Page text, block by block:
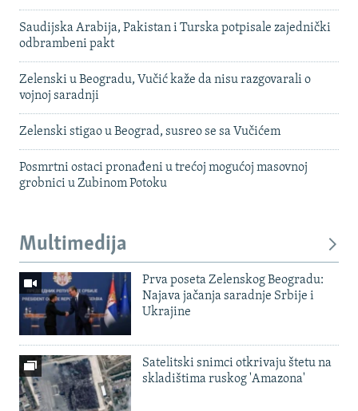
Saudijska Arabija, Pakistan i Turska potpisale zajednički
odbrambeni pakt
Zelenski u Beogradu, Vučić kaže da nisu razgovarali o
vojnoj saradnji
Zelenski stigao u Beograd, susreo se sa Vučićem
Posmrtni ostaci pronađeni u trećoj mogućoj masovnoj
grobnici u Zubinom Potoku
Multimedija
Prva poseta Zelenskog Beogradu:
Najava jačanja saradnje Srbije i
Ukrajine
Satelitski snimci otkrivaju štetu na
skladištima ruskog 'Amazona'